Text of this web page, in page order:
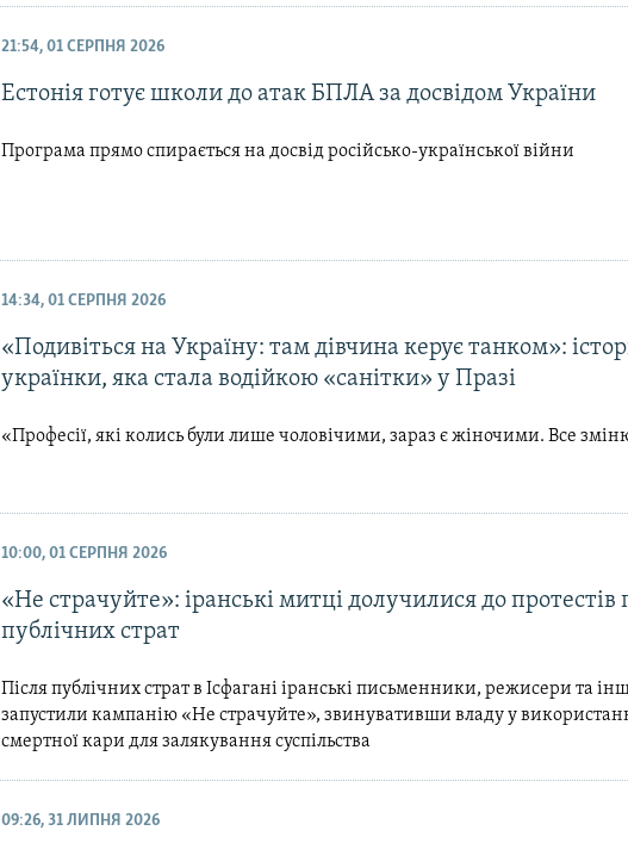
21:54, 01 СЕРПНЯ 2026
Естонія готує школи до атак БПЛА за досвідом України
Програма прямо спирається на досвід російсько-української війни
14:34, 01 СЕРПНЯ 2026
«Подивіться на Україну: там дівчина керує танком»:
українки, яка стала водійкою «санітки» у Празі
«Професії, які колись були лише чоловічими, зараз є жіночими. Все
10:00, 01 СЕРПНЯ 2026
«Не страчуйте»: іранські митці долучилися до протестів
публічних страт
Після публічних страт в Ісфагані іранські письменники, режисери та
запустили кампанію «Не страчуйте», звинувативши владу у
смертної кари для залякування суспільства
09:26, 31 ЛИПНЯ 2026